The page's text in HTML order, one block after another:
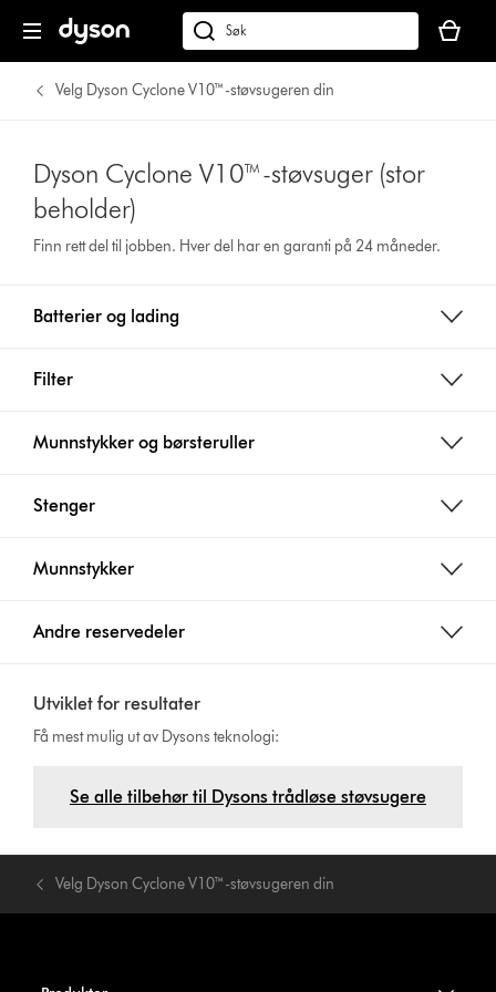
Søk
på
dyson.no
din
er
Velg Dyson Cyclone V10™-støvsugeren din
Dyson Cyclone V10™-støvsuger (stor
beholder)
Finn rett del til jobben. Hver del har en garanti på 24 måneder.
Batterier og lading
Filter
Munnstykker og børsteruller
Stenger
Munnstykker
Andre reservedeler
Utviklet for resultater
Få mest mulig ut av Dysons teknologi:
Se alle tilbehør til Dysons trådløse støvsugere
Velg Dyson Cyclone V10™-støvsugeren din